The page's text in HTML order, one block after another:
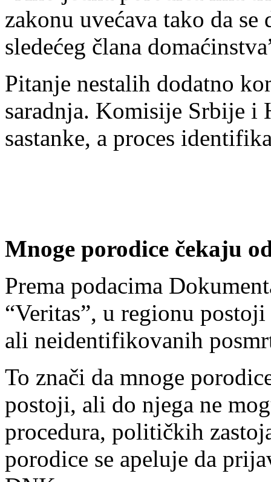
zakonu uvećava tako da
sledećeg člana
Pitanje nestalih dodatno
saradnja. Komisije Srbije i
sastanke, a proces
Mnoge porodice čekaju
Prema podacima
“Veritas”, u regionu
ali neidentifikovanih
To znači da mnoge
postoji, ali do njega ne
procedura, političkih
porodice se apeluje da